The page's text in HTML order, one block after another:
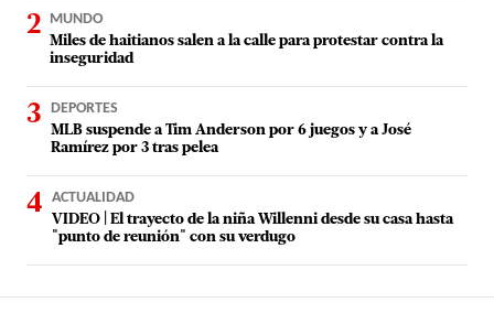
MUNDO
Miles de haitianos salen a la calle para protestar contra la
inseguridad
DEPORTES
MLB suspende a Tim Anderson por 6 juegos y a José
Ramírez por 3 tras pelea
ACTUALIDAD
VIDEO | El trayecto de la niña Willenni desde su casa hasta
"punto de reunión" con su verdugo